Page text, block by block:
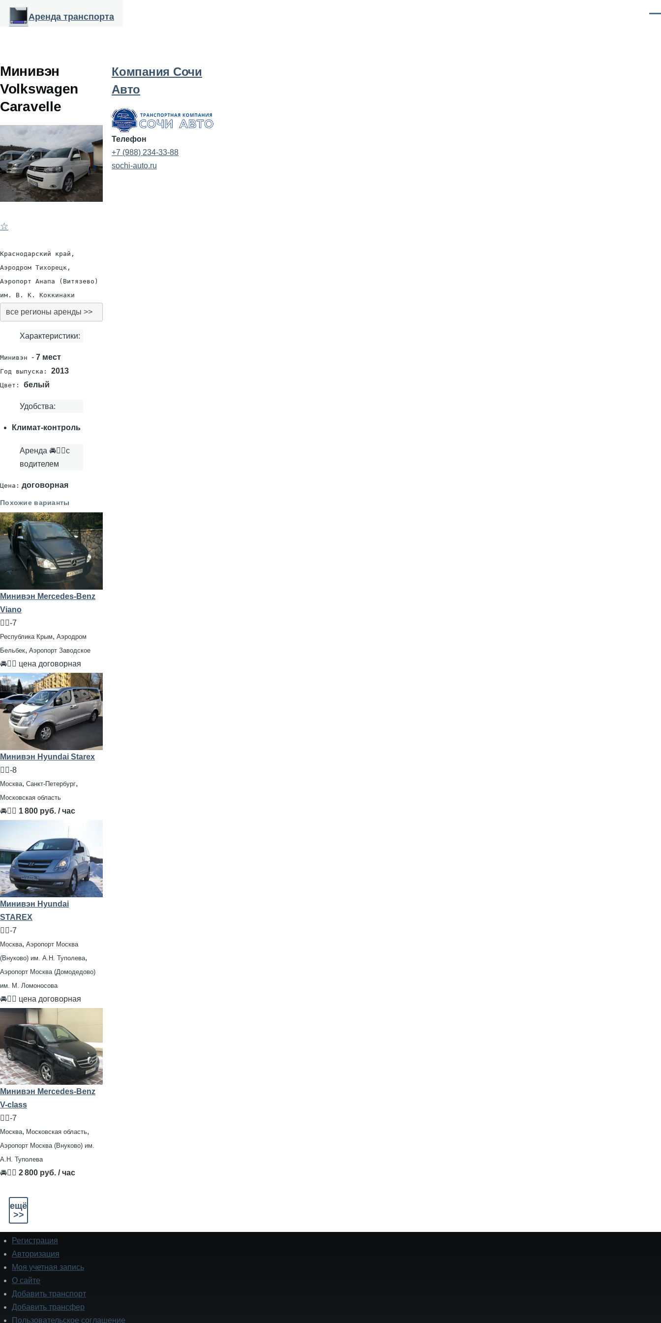
Перейти к основному содержанию
Аренда транспорта
Минивэн
Volkswagen
Caravelle
☆
Краснодарский край,
Аэродром Тихорецк,
Аэропорт Анапа (Витязево)
им. В. К. Коккинаки
все регионы аренды >>
Характеристики:
Минивэн - 7 мест
Год выпуска: 2013
Цвет: белый
Удобства:
Климат-контроль
Аренда 🚘👨‍✈с
водителем
Цена: договорная
Похожие варианты
Минивэн Mercedes-Benz
Viano
🧍‍♂️-7
Республика Крым, Аэродром
Бельбек, Аэропорт Заводское
🚘👨‍✈ цена договорная
Минивэн Hyundai Starex
🧍‍♂️-8
Москва, Санкт-Петербург,
Московская область
🚘👨‍✈ 1 800 руб. / час
Минивэн Hyundai
STAREX
🧍‍♂️-7
Москва, Аэропорт Москва
(Внуково) им. А.Н. Туполева,
Аэропорт Москва (Домодедово)
им. М. Ломоносова
🚘👨‍✈ цена договорная
Минивэн Mercedes-Benz
V-class
🧍‍♂️-7
Москва, Московская область,
Аэропорт Москва (Внуково) им.
А.Н. Туполева
🚘👨‍✈ 2 800 руб. / час
ещё
>>
Компания Сочи
Авто
Телефон
+7 (988) 234-33-88
sochi-auto.ru
Подвал
Регистрация
Авторизация
Моя учетная запись
О сайте
Добавить транспорт
Добавить трансфер
Пользовательское соглашение